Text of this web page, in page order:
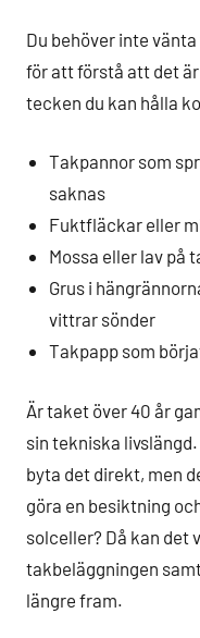
Du behöver inte
för att förstå att det
tecken du kan hålla
Takpannor som
saknas
Fuktfläckar eller
Mossa eller lav på
Grus i
vittrar sönder
Takpapp som
Är taket över 40 år
sin tekniska
byta det direkt, men
göra en besiktning
solceller? Då kan det
takbeläggningen
längre fram.